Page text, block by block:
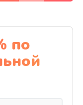
по